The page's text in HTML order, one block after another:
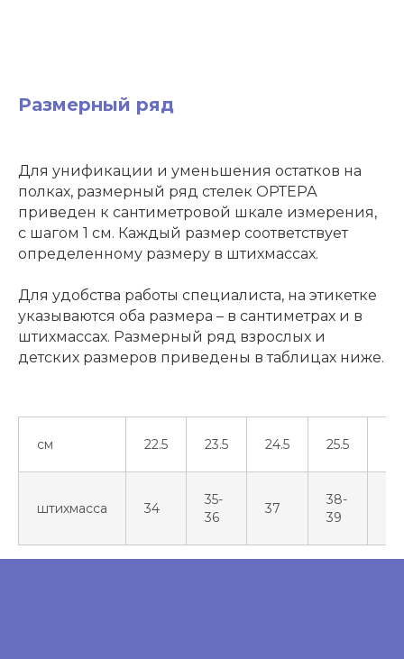
Размерный ряд
Для унификации и уменьшения остатков на
полках, размерный ряд стелек ОРТЕРА
приведен к сантиметровой шкале измерения,
с шагом 1 см. Каждый размер соответствует
определенному размеру в штихмассах.
Для удобства работы специалиста, на этикетке
указываются оба размера – в сантиметрах и в
штихмассах. Размерный ряд взрослых и
детских размеров приведены в таблицах ниже.
см 22.5 23.5 24.5 25.5
штихмасса 34
35-
36
37
38-
39